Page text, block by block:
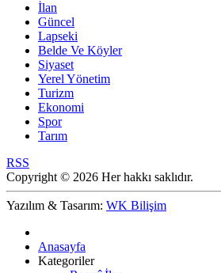
İlan
Güncel
Lapseki
Belde Ve Köyler
Siyaset
Yerel Yönetim
Turizm
Ekonomi
Spor
Tarım
RSS
Copyright © 2026 Her hakkı saklıdır.
Yazılım & Tasarım: WK Bilişim
Anasayfa
Kategoriler